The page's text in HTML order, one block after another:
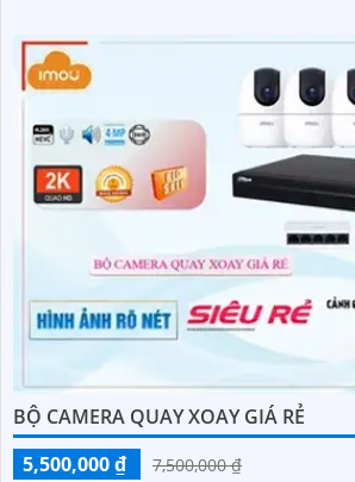
BỘ CAMERA QUAY XOAY GIÁ RẺ
5,500,000 ₫
7,500,000 ₫